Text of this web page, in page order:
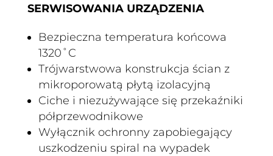
SERWISOWANIA URZĄDZENIA
Bezpieczna temperatura końcowa
1320˚C
Trójwarstwowa konstrukcja ścian z
mikroporowatą płytą izolacyjną
Ciche i niezużywające się przekaźniki
półprzewodnikowe
Wyłącznik ochronny zapobiegający
uszkodzeniu spiral na wypadek